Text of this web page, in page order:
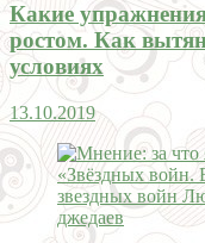
Какие
ростом. Как
условиях
13.10.2019